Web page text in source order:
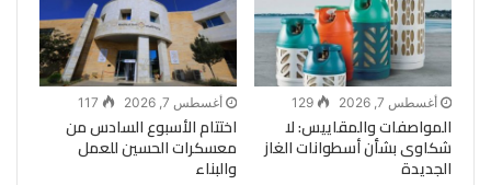
أغسطس 7, 2026 129
المواصفات والمقاييس: لا
شكاوى بشأن أسطوانات الغاز
الجديدة
أغسطس 7, 2026 117
اختتام الأسبوع السادس من
معسكرات الحسين للعمل
والبناء